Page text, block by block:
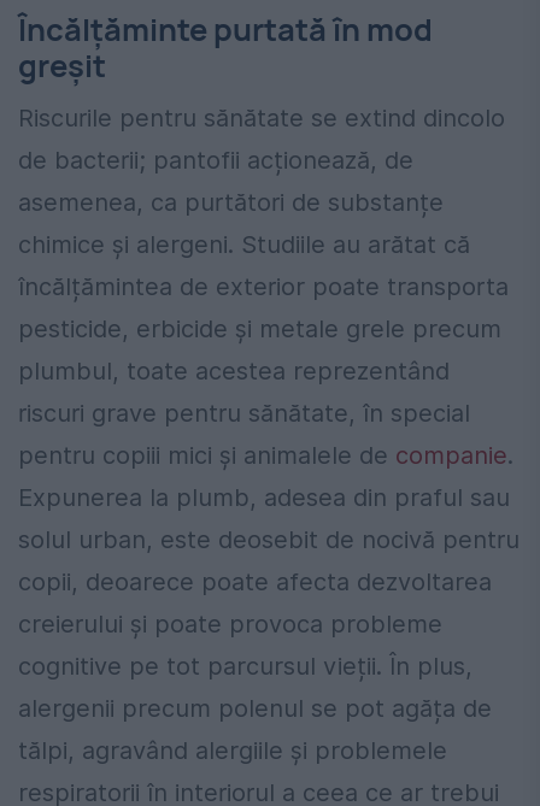
Încălțăminte purtată în mod
greșit
Riscurile pentru sănătate se extind dincolo
de bacterii; pantofii acționează, de
asemenea, ca purtători de substanțe
chimice și alergeni. Studiile au arătat că
încălțămintea de exterior poate transporta
pesticide, erbicide și metale grele precum
plumbul, toate acestea reprezentând
riscuri grave pentru sănătate, în special
pentru copiii mici și animalele de companie.
Expunerea la plumb, adesea din praful sau
solul urban, este deosebit de nocivă pentru
copii, deoarece poate afecta dezvoltarea
creierului și poate provoca probleme
cognitive pe tot parcursul vieții. În plus,
alergenii precum polenul se pot agăța de
tălpi, agravând alergiile și problemele
respiratorii în interiorul a ceea ce ar trebui